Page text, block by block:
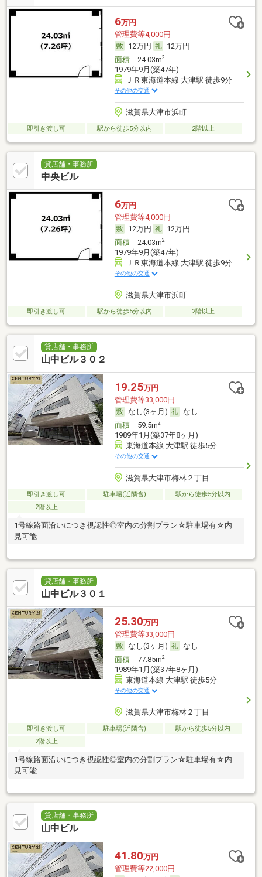
6万円
管理費等4,000円
12万円
12万円
面積24.03m2
1979年9月(築47年)
ＪＲ東海道本線 大津駅 徒歩9分
その他の交通
滋賀県大津市浜町
即引き渡し可 駅から徒歩5分以内 2階以上
貸店舗・事務所
中央ビル
6万円
管理費等4,000円
12万円
12万円
面積24.03m2
1979年9月(築47年)
ＪＲ東海道本線 大津駅 徒歩9分
その他の交通
滋賀県大津市浜町
即引き渡し可 駅から徒歩5分以内 2階以上
貸店舗・事務所
山中ビル３０２
19.25万円
管理費等33,000円
なし(3ヶ月)
なし
面積59.5m2
1989年1月(築37年8ヶ月)
東海道本線 大津駅 徒歩5分
その他の交通
滋賀県大津市梅林２丁目
即引き渡し可 駐車場(近隣含)
駅から徒歩5分以内
2階以上
1号線路面沿いにつき視認性◎室内の分割プラン☆駐車場有☆内
見可能
貸店舗・事務所
山中ビル３０１
25.30万円
管理費等33,000円
なし(3ヶ月)
なし
面積77.85m2
1989年1月(築37年8ヶ月)
東海道本線 大津駅 徒歩5分
その他の交通
滋賀県大津市梅林２丁目
即引き渡し可 駐車場(近隣含)
駅から徒歩5分以内
2階以上
1号線路面沿いにつき視認性◎室内の分割プラン☆駐車場有☆内
見可能
貸店舗・事務所
山中ビル
41.80万円
管理費等22,000円